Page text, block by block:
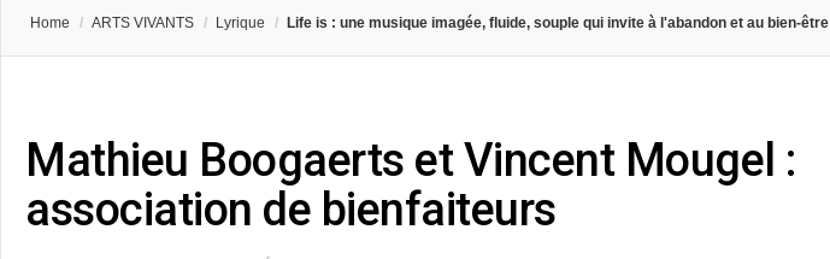
Home / ARTS VIVANTS / Lyrique / Life is : une musique imagée, fluide, souple qui invite à l'abandon et au bien-être
Mathieu Boogaerts et Vincent Mougel :
association de bienfaiteurs